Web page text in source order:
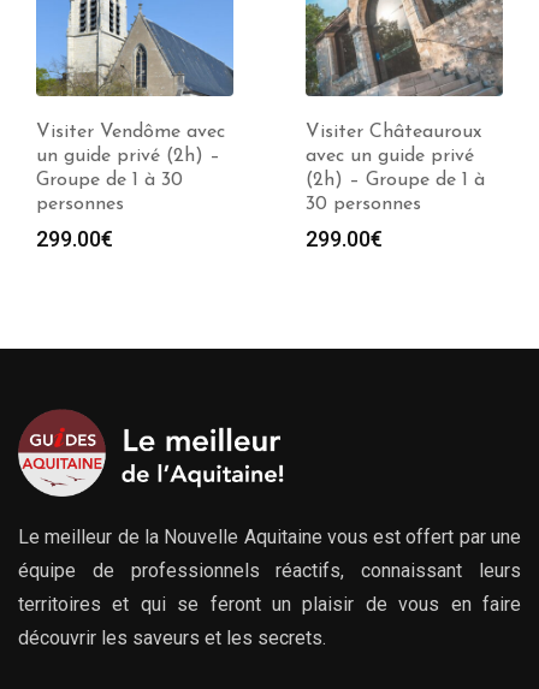
Visiter Châteauroux
avec un guide privé
(2h) – Groupe de 1 à
30 personnes
299.00€
Visiter Chateaudun
avec un guide privé
(2h) – Groupe de 1 à
30 personnes
339.00€
Le meilleur de la Nouvelle Aquitaine vous est offert par une
équipe de professionnels réactifs, connaissant leurs
territoires et qui se feront un plaisir de vous en faire
découvrir les saveurs et les secrets.